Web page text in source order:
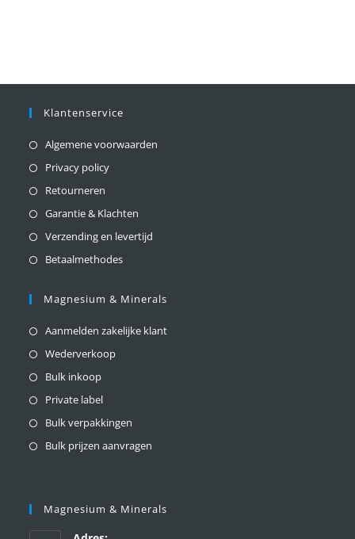
Klantenservice
Algemene voorwaarden
Privacy policy
Retourneren
Garantie & Klachten
Verzending en levertijd
Betaalmethodes
Magnesium & Minerals
Aanmelden zakelijke klant
Wederverkoop
Bulk inkoop
Private label
Bulk verpakkingen
Bulk prijzen aanvragen
Magnesium & Minerals